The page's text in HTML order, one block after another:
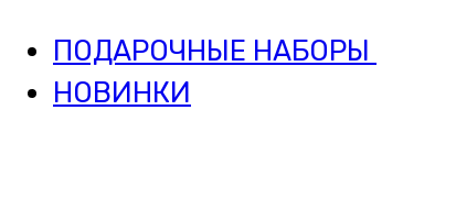
ПОДАРОЧНЫЕ НАБОРЫ
НОВИНКИ